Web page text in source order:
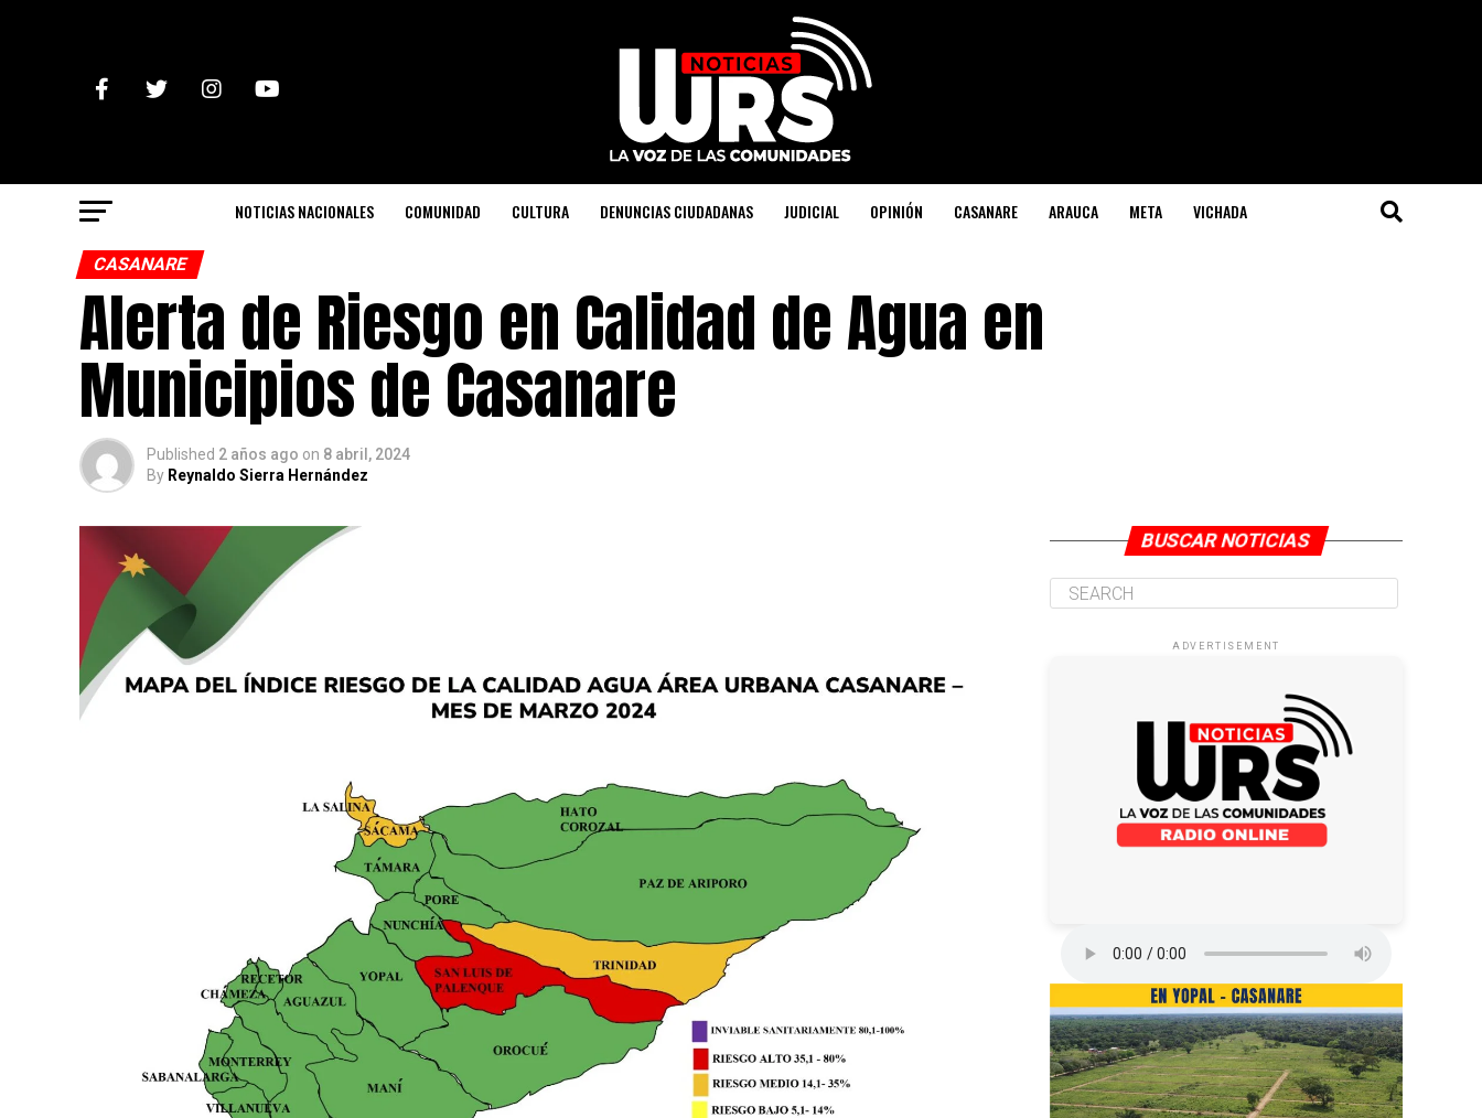
NOTICIAS NACIONALES COMUNIDAD CULTURA DENUNCIAS CIUDADANAS JUDICIAL OPINIÓN CASANARE ARAUCA META VICHADA
CASANARE
Alerta de Riesgo en Calidad de Agua en
Municipios de Casanare
Published 2 años ago on 8 abril, 2024
By Reynaldo Sierra Hernández
BUSCAR NOTICIAS
ADVERTISEMENT